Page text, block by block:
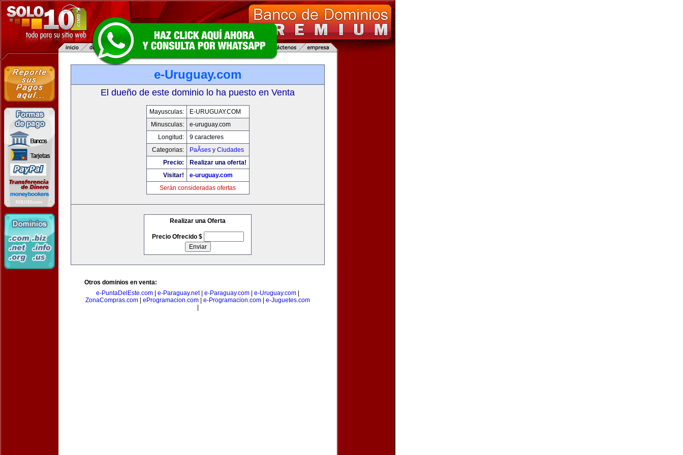
e-Uruguay.com
El dueño de este dominio lo ha puesto en Venta
Mayusculas:
E-URUGUAY.COM
Minusculas:
e-uruguay.com
Longitud:
9 caracteres
Categorias:
PaÃ­ses y Ciudades
Precio:
Realizar una oferta!
Visitar!
e-uruguay.com
Serán consideradas ofertas
Realizar una Oferta
Precio Ofrecido $
Otros dominios en venta:
e-PuntaDelEste.com
e-Paraguay.net| e-Paraguay.com e-Uruguay.com
ZonaCompras.com
eProgramacion.com e-Programacion.com
e-Juguetes.com